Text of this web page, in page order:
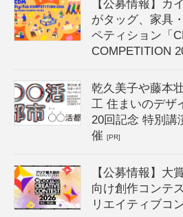
【公募情報】カ
がタッグ、家具
ペティション「
COMPETITION
乾久美子や藤本
工 住まいのデザ
20回記念 特別講
催[PR]
【公募情報】大
向け創作コンテ
リエイティブコ